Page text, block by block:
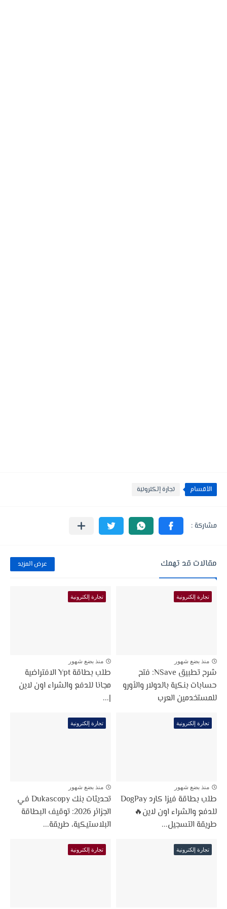
الأقسام تجارة إلكترونية
مقالات قد تهمك عرض المزيد
تجارة إلكترونية
منذ بضع شهور
شرح تطبيق NSave: فتح
حسابات بنكية بالدولار والأورو
للمستخدمين العرب
تجارة إلكترونية
منذ بضع شهور
طلب بطاقة Ypt الافتراضية
مجانا للدفع والشراء اون لاين
|...
تجارة إلكترونية
منذ بضع شهور
طلب بطاقة فيزا كارد DogPay
للدفع والشراء اون لاين🔥
طريقة التسجيل...
تجارة إلكترونية
منذ بضع شهور
تحديثات بنك Dukascopy في
الجزائر 2026: توقيف البطاقة
البلاستيكية، طريقة...
تجارة إلكترونية تجارة إلكترونية